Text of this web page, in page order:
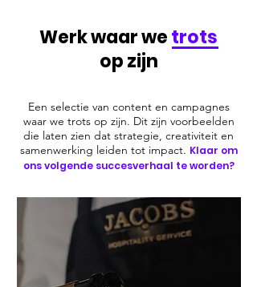
Werk waar wetrots
op zijn
Een selectie van content en campagnes
waar we trots op zijn. Dit zijn voorbeelden
die laten zien dat strategie, creativiteit en
samenwerking leiden tot impact. Klaar om
ons volgende succesverhaal te worden?